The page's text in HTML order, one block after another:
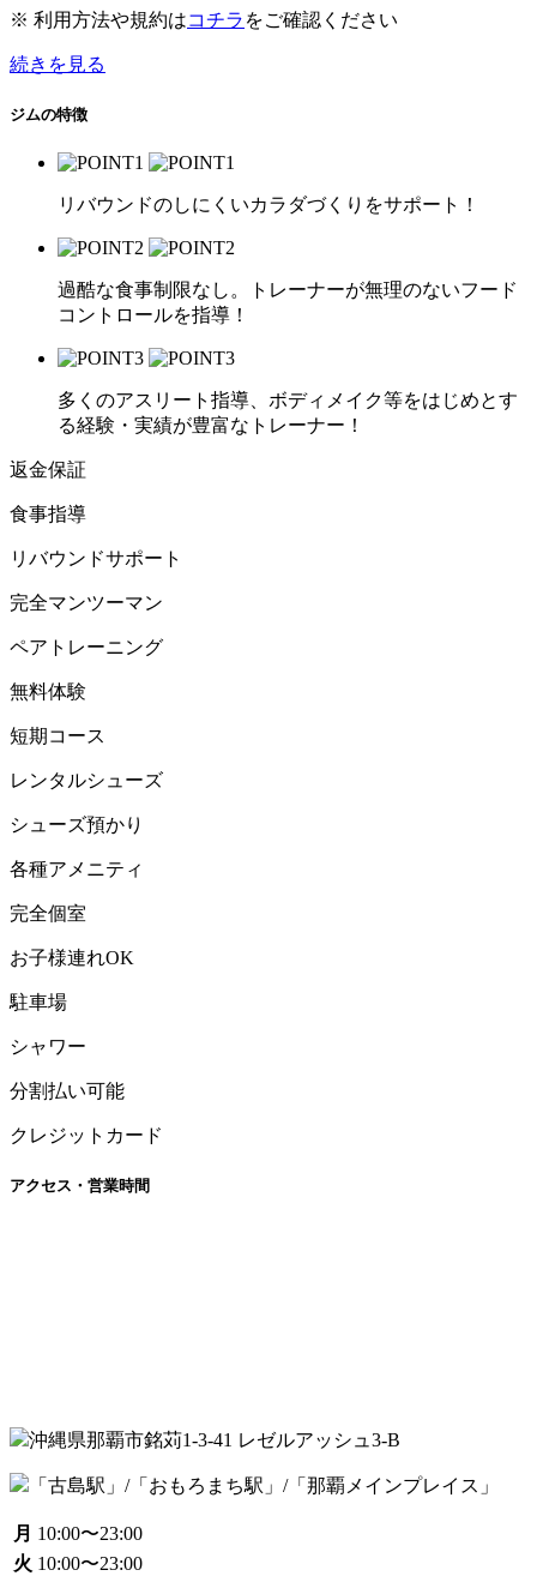
※ 利用方法や規約はコチラ をご確認ください
続きを見る
ジムの特徴
リバウンドのしにくいカラダづくりをサポート！
過酷な食事制限なし。トレーナーが無理のないフード
コントロールを指導！
多くのアスリート指導、ボディメイク等をはじめとす
る経験・実績が豊富なトレーナー！
返金保証
食事指導
リバウンドサポート
完全マンツーマン
ペアトレーニング
無料体験
短期コース
レンタルシューズ
シューズ預かり
各種アメニティ
完全個室
お子様連れOK
駐車場
シャワー
分割払い可能
クレジットカード
アクセス・営業時間
沖縄県那覇市銘苅1-3-41 レゼルアッシュ3-B
「古島駅」/「おもろまち駅」/「那覇メインプレイス」
月 10:00〜23:00
火 10:00〜23:00